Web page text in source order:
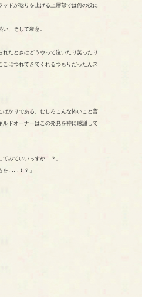
ドが唸りを上げる上層部では何の役に
、そして殺意。
れたときはどうやって泣いたり笑ったり
につれてきてくれるつもりだったんス
かりである。むしろこんな怖いこと言
ドオーナーはこの発見を神に感謝して
てみていいっすか！？」
を……！？」